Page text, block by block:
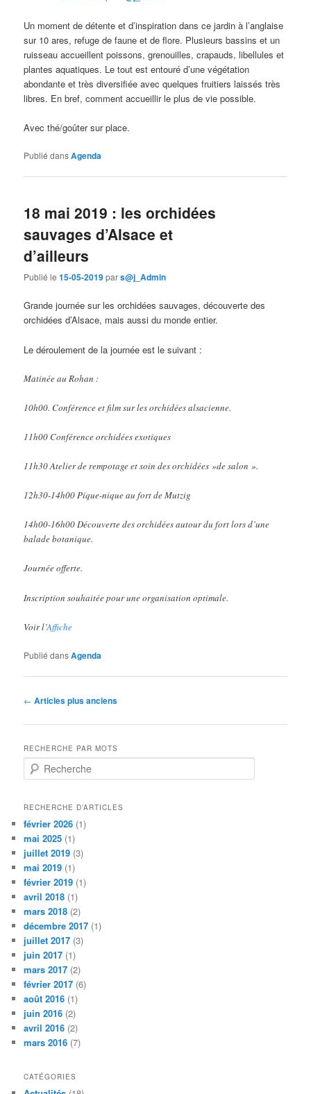
Un moment de détente et d’inspiration dans ce jardin à l’anglaise
sur 10 ares, refuge de faune et de flore. Plusieurs bassins et un
ruisseau accueillent poissons, grenouilles, crapauds, libellules et
plantes aquatiques. Le tout est entouré d’une végétation
abondante et très diversifiée avec quelques fruitiers laissés très
libres. En bref, comment accueillir le plus de vie possible.
Avec thé/goûter sur place.
Publié dansAgenda
18 mai 2019 : les orchidées
sauvages d’Alsace et
d’ailleurs
Publié le15-05-2019pars@j_Admin
Grande journée sur les orchidées sauvages, découverte des
orchidées d’Alsace, mais aussi du monde entier.
Le déroulement de la journée est le suivant :
Matinée au Rohan :
10h00. Conférence et film sur les orchidées alsacienne.
11h00 Conférence orchidées exotiques
11h30 Atelier de rempotage et soin des orchidées »de salon ».
12h30-14h00 Pique-nique au fort de Mutzig
14h00-16h00 Découverte des orchidées autour du fort lors d’une
balade botanique.
Journée offerte.
Inscription souhaitée pour une organisation optimale.
Voir l’Affiche
Publié dansAgenda
Navigation
articles
← Articles plus anciens
RECHERCHE PAR MOTS
e
h
r
c
h
e
RECHERCHE D’ARTICLES
février 2026 (1)
mai 2025 (1)
juillet 2019 (3)
mai 2019 (1)
février 2019 (1)
avril 2018 (1)
mars 2018 (2)
décembre 2017 (1)
juillet 2017 (3)
juin 2017 (1)
mars 2017 (2)
février 2017 (6)
août 2016 (1)
juin 2016 (2)
avril 2016 (2)
mars 2016 (7)
CATÉGORIES